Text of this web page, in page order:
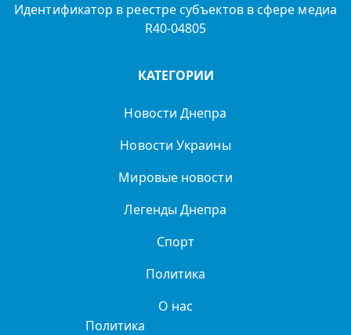
Идентификатор в реестре субъектов в сфере медиа
R40-04805
КАТЕГОРИИ
Новости Днепра
Новости Украины
Мировые новости
Легенды Днепра
Спорт
Политика
О нас
Политика